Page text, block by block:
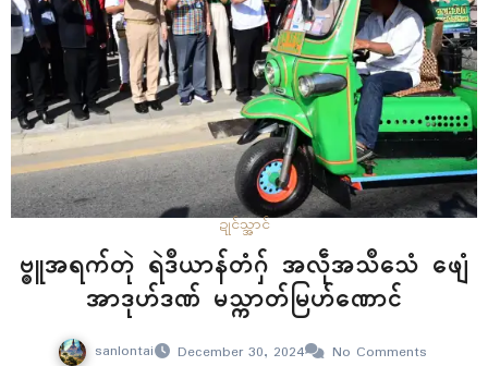
ဍုၚ်သ္အာၚ်
ဗ္ၜူအရက်တုဲ ရဲဒဳယာန်တံဂှ် အလဵုအသဳသေံ ဖျေံ
အာဒုဟ်ဒဏ် မသ္ကာတ်မြဟ်ဏောၚ်
sanlontai December 30, 2024 No Comments